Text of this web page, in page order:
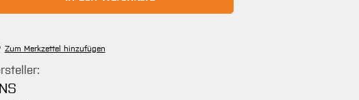
Zum Merkzettel hinzufügen